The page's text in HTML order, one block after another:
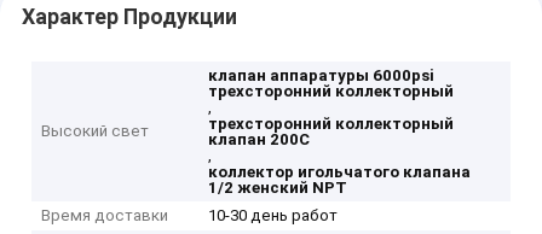
Характер Продукции
Высокий свет
клапан аппаратуры 6000psi
трехсторонний коллекторный
,
трехсторонний коллекторный
клапан 200C
,
коллектор игольчатого клапана
1/2 женский NPT
Время доставки
10-30 день работ